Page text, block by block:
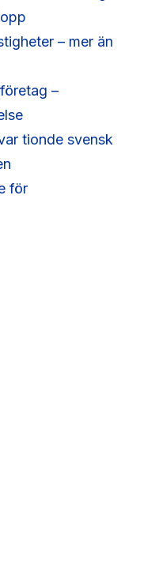
– mer än
–
tionde svensk
för